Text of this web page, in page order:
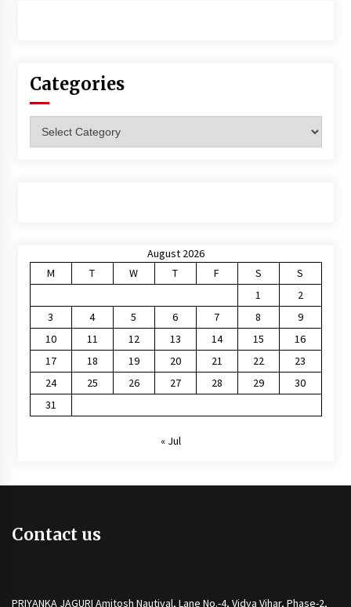
Categories
August 2026
M
T W T F S
S
1
2
3
4 5 6 7 8
9
10
11 12 13 14 15
16
17
18 19 20 21 22
23
24
25 26 27 28 29
30
31
« Jul
Contact us
PRIYANKA JAGURI Amitosh Nautiyal, Lane No.-4, Vidya Vihar, Phase-2,